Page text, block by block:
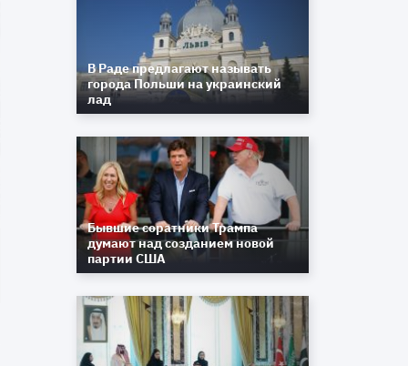
В Раде предлагают называть
города Польши на украинский
лад
Бывшие соратники Трампа
думают над созданием новой
партии США